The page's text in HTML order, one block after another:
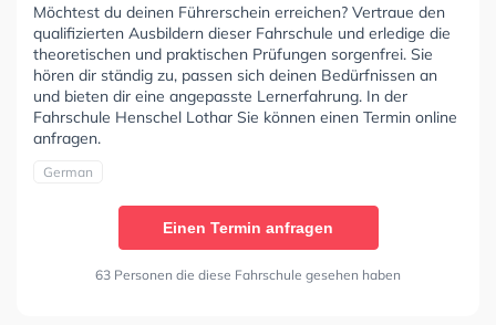
Möchtest du deinen Führerschein erreichen? Vertraue den
qualifizierten Ausbildern dieser Fahrschule und erledige die
theoretischen und praktischen Prüfungen sorgenfrei. Sie
hören dir ständig zu, passen sich deinen Bedürfnissen an
und bieten dir eine angepasste Lernerfahrung. In der
Fahrschule Henschel Lothar Sie können einen Termin online
anfragen.
German
Einen Termin anfragen
63 Personen die diese Fahrschule gesehen haben